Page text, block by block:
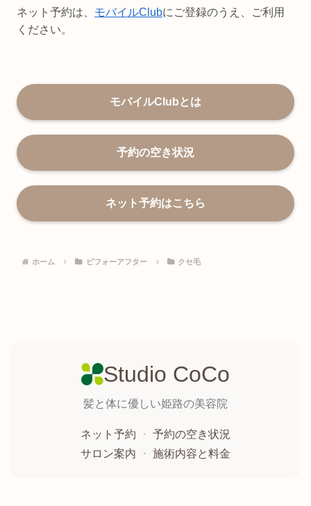
ネット予約は、 モバイルClubにご登録のうえ、ご利用
ください。
モバイルClubとは
予約の空き状況
ネット予約はこちら
ホーム ビフォーアフター クセ毛
Studio CoCo
髪と体に優しい姫路の美容院
ネット予約 ・ 予約の空き状況
サロン案内
・ 施術内容と料金